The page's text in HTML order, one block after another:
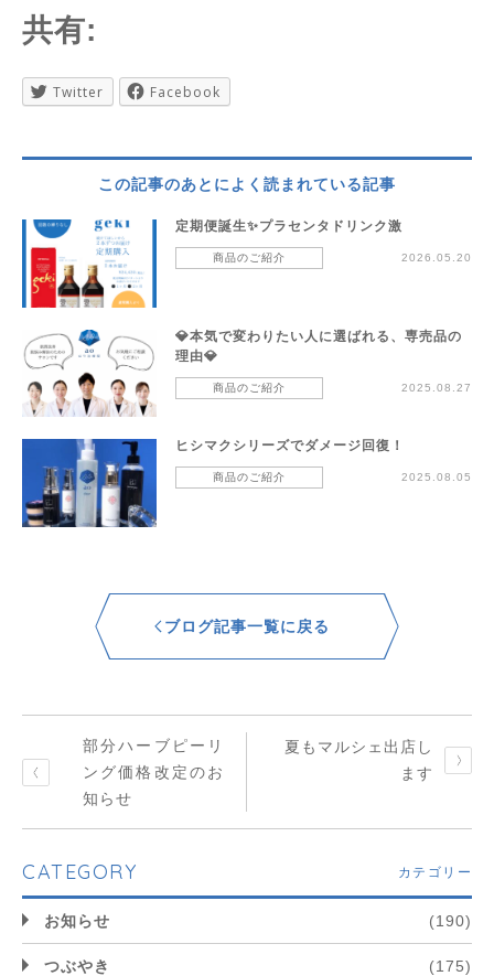
共有:
Twitter Facebook
この記事のあとによく読まれている記事
定期便誕生✨プラセンタドリンク激
商品のご紹介 2026.05.20
💎本気で変わりたい人に選ばれる、専売品の
理由💎
商品のご紹介 2025.08.27
ヒシマクシリーズでダメージ回復！
商品のご紹介 2025.08.05
ブログ記事一覧に戻る
部分ハーブピーリ
ング価格改定のお
知らせ
夏もマルシェ出店し
ます
CATEGORY カテゴリー
お知らせ (190)
つぶやき (175)